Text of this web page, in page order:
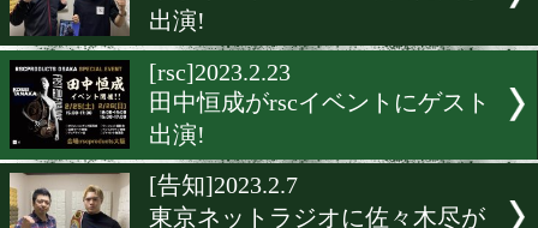
東京ネットラジオに高柳謙
ナが出演!
[rsc]2023.3.8
東京ネットラジオに中川健
出演!